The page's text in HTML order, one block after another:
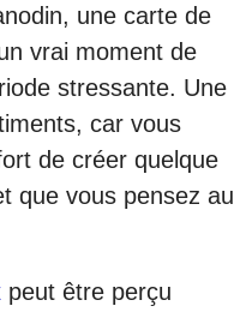
une carte de
vrai moment de
stressante. Une
car vous
de créer quelque
que vous pensez au
peut être perçu